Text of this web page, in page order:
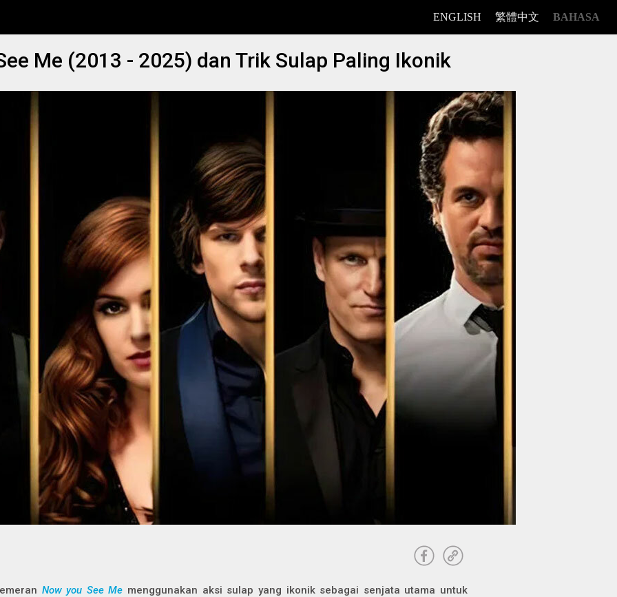
ENGLISH 繁體中文 BAHASA
Me (2013 - 2025) dan Trik Sulap Paling Ikonik
Now you See Me menggunakan aksi sulap yang ikonik sebagai senjata utama untuk